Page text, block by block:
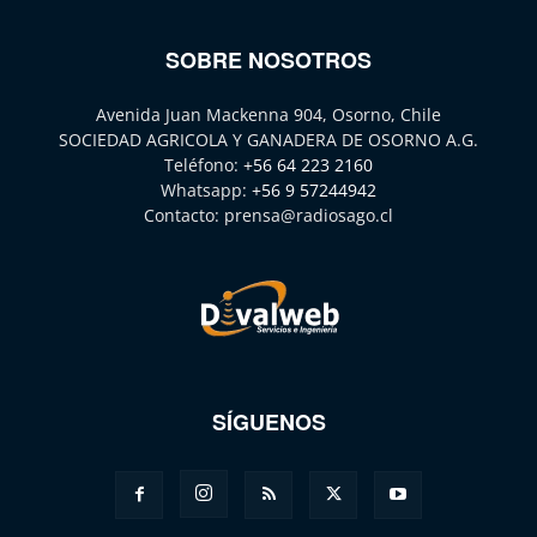
SOBRE NOSOTROS
Avenida Juan Mackenna 904, Osorno, Chile
SOCIEDAD AGRICOLA Y GANADERA DE OSORNO A.G.
Teléfono: +56 64 223 2160
Whatsapp: +56 9 57244942
Contacto: prensa@radiosago.cl
SÍGUENOS